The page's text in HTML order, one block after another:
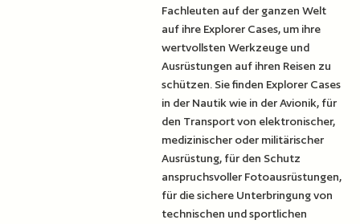
Fachleuten auf der ganzen Welt
auf ihre Explorer Cases, um ihre
wertvollsten Werkzeuge und
Ausrüstungen auf ihren Reisen zu
schützen. Sie finden Explorer Cases
in der Nautik wie in der Avionik, für
den Transport von elektronischer,
medizinischer oder militärischer
Ausrüstung, für den Schutz
anspruchsvoller Fotoausrüstungen,
für die sichere Unterbringung von
technischen und sportlichen